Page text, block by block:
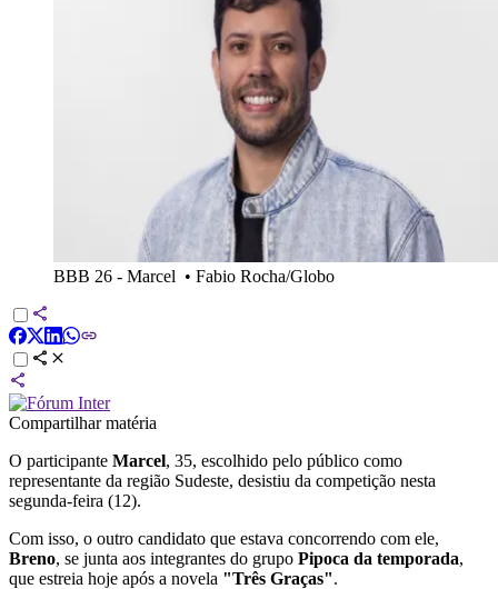
BBB 26 - Marcel • Fabio Rocha/Globo
Compartilhar matéria
O participante Marcel, 35, escolhido pelo público como
representante da região Sudeste, desistiu da competição nesta
segunda-feira (12).
Com isso, o outro candidato que estava concorrendo com ele,
Breno, se junta aos integrantes do grupo Pipoca da temporada,
que estreia hoje após a novela "Três Graças".